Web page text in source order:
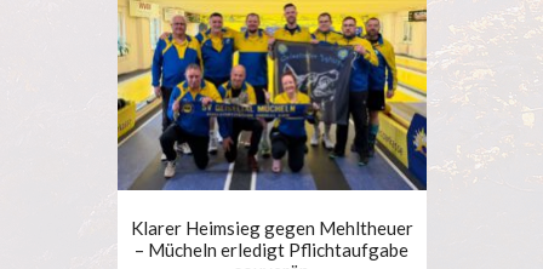
Klarer Heimsieg gegen Mehltheuer
– Mücheln erledigt Pflichtaufgabe